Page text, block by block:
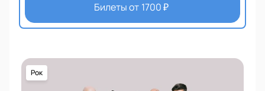
Билеты от 1700₽
Рок